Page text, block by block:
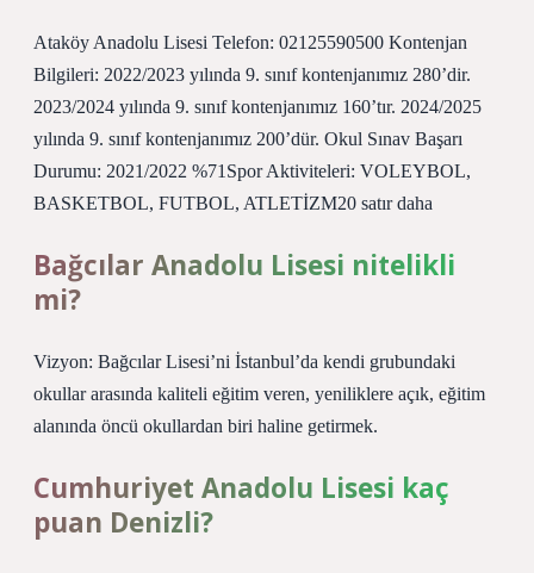
Ataköy Anadolu Lisesi Telefon: 02125590500 Kontenjan
Bilgileri: 2022/2023 yılında 9. sınıf kontenjanımız 280’dir.
2023/2024 yılında 9. sınıf kontenjanımız 160’tır. 2024/2025
yılında 9. sınıf kontenjanımız 200’dür. Okul Sınav Başarı
Durumu: 2021/2022 %71Spor Aktiviteleri: VOLEYBOL,
BASKETBOL, FUTBOL, ATLETİZM20 satır daha
Bağcılar Anadolu Lisesi nitelikli
mi?
Vizyon: Bağcılar Lisesi’ni İstanbul’da kendi grubundaki
okullar arasında kaliteli eğitim veren, yeniliklere açık, eğitim
alanında öncü okullardan biri haline getirmek.
Cumhuriyet Anadolu Lisesi kaç
puan Denizli?